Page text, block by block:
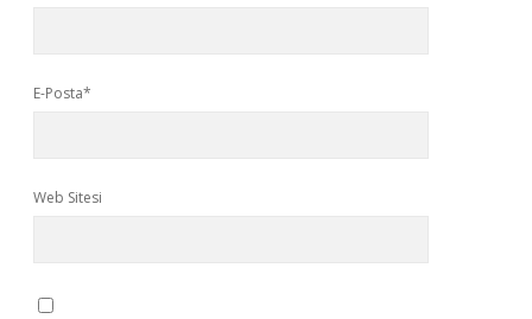
E-Posta*
Web Sitesi